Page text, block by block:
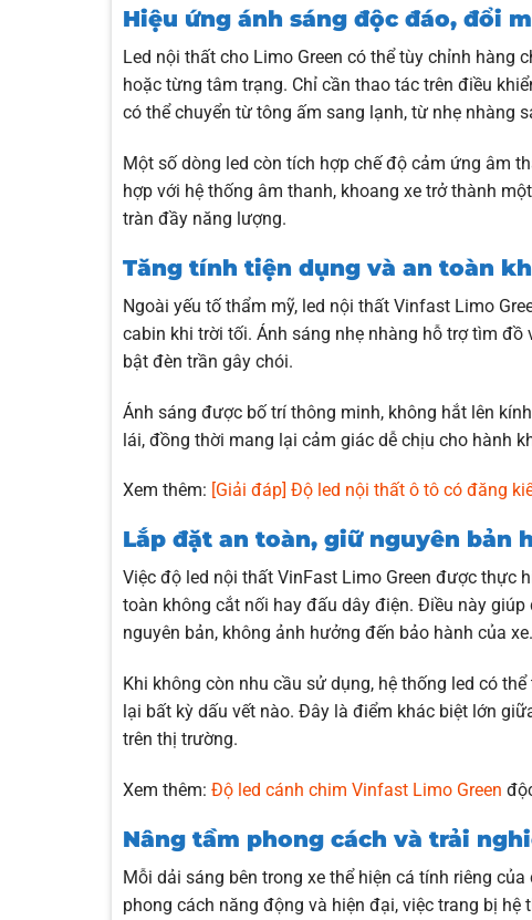
Hiệu ứng ánh sáng độc đáo, đổi
Led nội thất cho Limo Green có thể tùy chỉnh hàng
hoặc từng tâm trạng. Chỉ cần thao tác trên điều
có thể chuyển từ tông ấm sang lạnh, từ nhẹ nhàng
Một số dòng led còn tích hợp chế độ cảm ứng âm
hợp với hệ thống âm thanh, khoang xe trở thành
tràn đầy năng lượng.
Tăng tính tiện dụng và an toàn
Ngoài yếu tố thẩm mỹ, led nội thất Vinfast Limo
cabin khi trời tối. Ánh sáng nhẹ nhàng hỗ trợ tìm
bật đèn trần gây chói.
Ánh sáng được bố trí thông minh, không hắt lên
lái, đồng thời mang lại cảm giác dễ chịu cho hành
Xem thêm: [Giải đáp] Độ led nội thất ô tô có đăng
Lắp đặt an toàn, giữ nguyên bản
Việc độ led nội thất VinFast Limo Green được thực
toàn không cắt nối hay đấu dây điện. Điều này
nguyên bản, không ảnh hưởng đến bảo hành của xe.
Khi không còn nhu cầu sử dụng, hệ thống led có
lại bất kỳ dấu vết nào. Đây là điểm khác biệt lớn
trên thị trường.
Xem thêm:Độ led cánh chim Vinfast Limo Green
Nâng tầm phong cách và trải
Mỗi dải sáng bên trong xe thể hiện cá tính riêng
phong cách năng động và hiện đại, việc trang bị